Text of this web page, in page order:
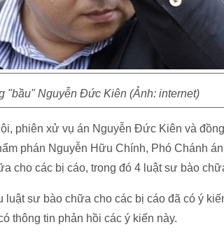
"bầu" Nguyễn Đức Kiên (Ảnh: internet)
phiên xử vụ án Nguyễn Đức Kiên và
phán Nguyễn Hữu Chính, Phó Chánh
cho các bị cáo, trong đó 4 luật sư bào
sư bào chữa cho các bị cáo đã có ý
thông tin phản hồi các ý kiến này.